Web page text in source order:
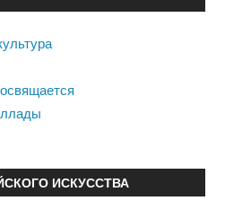
ИСКУССТВА